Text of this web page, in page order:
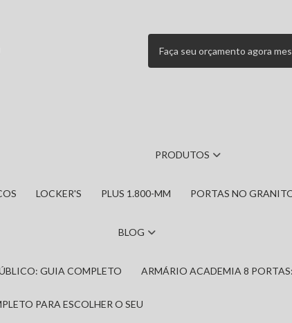
Faça seu orçamento agora
PRODUTOS
LOCKER'S PLUS 1.800-MM PORTAS NO
BLOG
GUIA COMPLETO ARMÁRIO ACADEMIA 8
PARA ESCOLHER O SEU